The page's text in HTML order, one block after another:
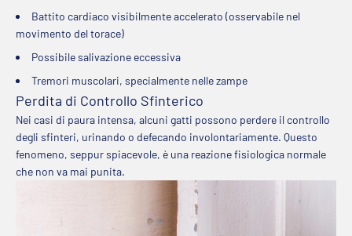
Battito cardiaco visibilmente accelerato (osservabile nel
movimento del torace)
Possibile salivazione eccessiva
Tremori muscolari, specialmente nelle zampe
Perdita di Controllo Sfinterico
Nei casi di paura intensa, alcuni gatti possono perdere il controllo
degli sfinteri, urinando o defecando involontariamente. Questo
fenomeno, seppur spiacevole, è una reazione fisiologica normale
che non va mai punita.